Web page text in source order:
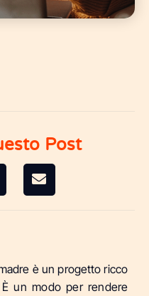
Post
è un progetto ricco
un modo per rendere